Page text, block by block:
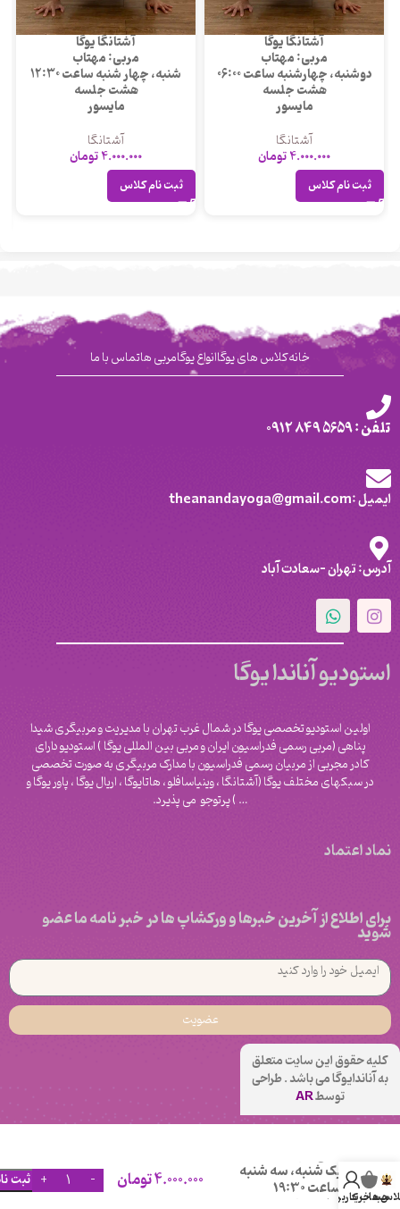
آشتانگا یوگا
مربی: مهتاب
دوشنبه، چهارشنبه ساعت 06:00
هشت جلسه
مایسور
آشتانگا
4.000.000تومان
ثبت نام کلاس
آشتانگا یوگا
مربی: مهتاب
شنبه، چهار شنبه ساعت 12:30
هشت جلسه
مایسور
آشتانگا
4.000.000تومان
ثبت نام کلاس
خانهکلاس های یوگاانواع یوگامربی هاتماس با ما
تلفن : 5659 849 0912
ایمیل :theanandayoga@gmail.com
آدرس: تهران -سعادت آباد
استودیو آناندا یوگا
اولین استودیو تخصصی یوگا در شمال غرب تهران با مدیریت و مربیگری شیدا
پناهی (مربی رسمی فدراسیون ایران و مربی بین المللی یوگا ) استودیو دارای
کادر مجربی از مربیان رسمی فدراسیون با مدارک مربیگری به صورت تخصصی
در سبکهای مختلف یوگا (آشتانگا ، وینیاسافلو ، هاتایوگا ، اریال یوگا ، پاور یوگا و
‌… ) پرتوجو می پذیرد.
نماد اعتماد
برای اطلاع از آخرین خبرها و ورکشاپ ها در خبر نامه ما عضو
شوید
عضویت
کلیه حقوق این سایت متعلق
به آناندایوگا می باشد . طراحی
توسطAR
مربی: مهتاب
یک شنبه، سه شنبه
ساعت 19:30 4.000.000تومان ثبت
ها
سبد خرید
حساب کاربری من